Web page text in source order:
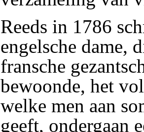
Reeds in 1786
engelsche dame,
fransche
bewoonde, het
welke men aan
geeft, ondergaan